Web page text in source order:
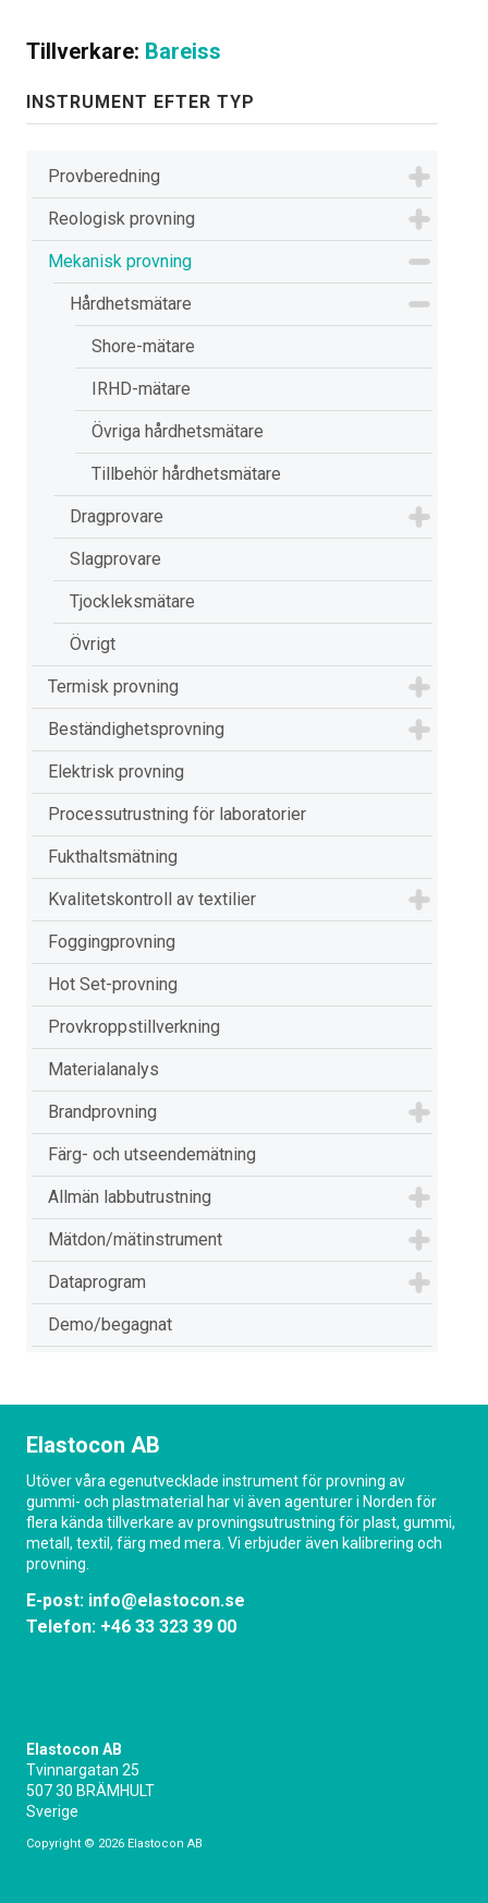
Tillverkare: Bareiss
INSTRUMENT EFTER TYP
Provberedning
Reologisk provning
Mekanisk provning
Hårdhetsmätare
Shore-mätare
IRHD-mätare
Övriga hårdhetsmätare
Tillbehör hårdhetsmätare
Dragprovare
Slagprovare
Tjockleksmätare
Övrigt
Termisk provning
Beständighetsprovning
Elektrisk provning
Processutrustning för laboratorier
Fukthaltsmätning
Kvalitetskontroll av textilier
Foggingprovning
Hot Set-provning
Provkroppstillverkning
Materialanalys
Brandprovning
Färg- och utseendemätning
Allmän labbutrustning
Mätdon/mätinstrument
Dataprogram
Demo/begagnat
Elastocon AB
Utöver våra egenutvecklade instrument för provning av
gummi- och plastmaterial har vi även agenturer i Norden för
flera kända tillverkare av provningsutrustning för plast, gummi,
metall, textil, färg med mera. Vi erbjuder även kalibrering och
provning.
E-post: info@elastocon.se
Telefon: +46 33 323 39 00
Elastocon AB
Tvinnargatan 25
507 30 BRÄMHULT
Sverige
Copyright © 2026 Elastocon AB